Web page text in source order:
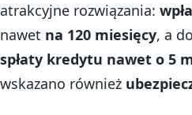
atrakcyjne rozwiązania:
nawet na 120 miesięcy, a
spłaty kredytu nawet o 5
wskazano również